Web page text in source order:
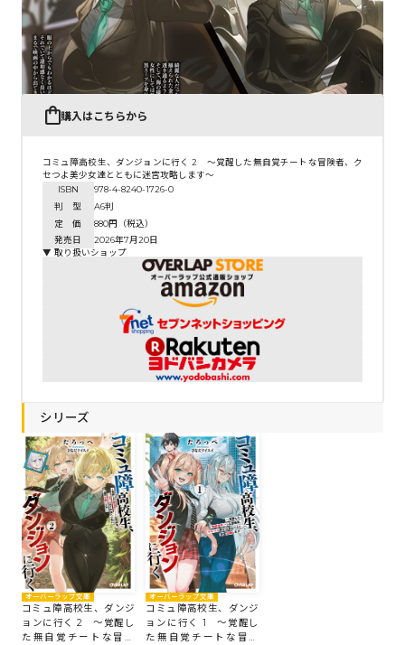
購入はこちらから
コミュ障高校生、ダンジョンに行く 2 ～覚醒した無自覚チートな冒険者、ク
セつよ美少女達とともに迷宮攻略します～
ISBN
978-4-8240-1726-0
判 型
A6判
定 価
880円（税込）
発売日
2026年7月20日
▼ 取り扱いショップ
シリーズ
オーバーラップ文庫
コミュ障高校生、ダンジ
ョンに行く 2 ～覚醒し
た無自覚チートな冒険
オーバーラップ文庫
コミュ障高校生、ダンジ
ョンに行く 1 ～覚醒し
た無自覚チートな冒険